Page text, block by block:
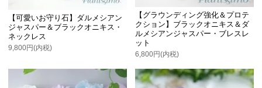
【可愛いお守り石】ダルメシアン
ジャスパー＆ブラックオニキス・
ネックレス
9,800円(内税)
【グラウンディング強化＆プロテ
クション】ブラックオニキス＆ダ
ルメシアンジャスパー・ブレスレ
ット
6,800円(内税)